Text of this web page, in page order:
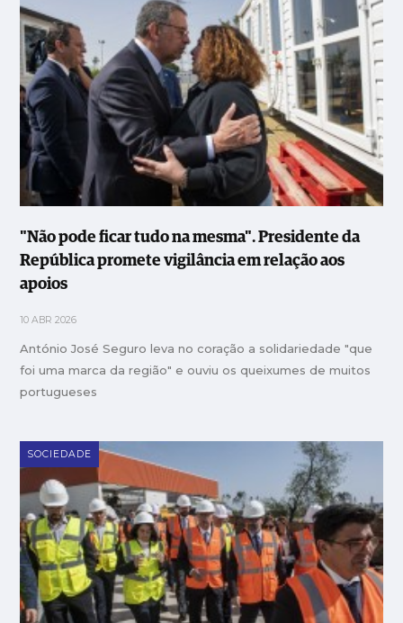
"Não pode ficar tudo na mesma". Presidente da
República promete vigilância em relação aos
apoios
10 ABR 2026
António José Seguro leva no coração a solidariedade "que
foi uma marca da região" e ouviu os queixumes de muitos
portugueses
SOCIEDADE